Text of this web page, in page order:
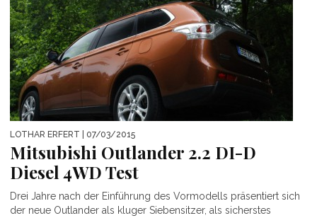
LOTHAR ERFERT | 07/03/2015
Mitsubishi Outlander 2.2 DI-D
Diesel 4WD Test
Drei Jahre nach der Einführung des Vormodells präsentiert sich
der neue Outlander als kluger Siebensitzer, als sicherstes